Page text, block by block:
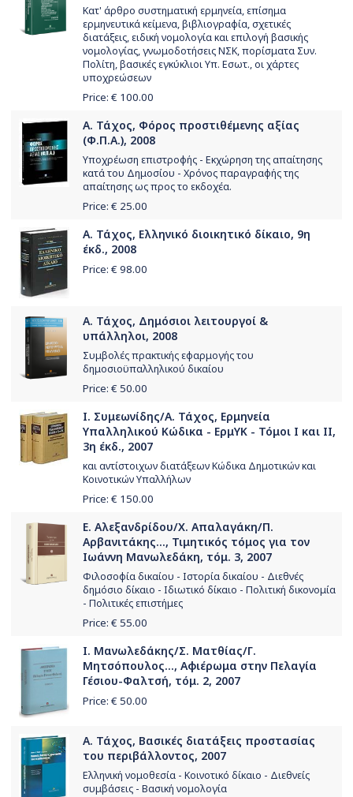
Κατ' άρθρο συστηματική ερμηνεία, επίσημα
ερμηνευτικά κείμενα, βιβλιογραφία, σχετικές
διατάξεις, ειδική νομολογία και επιλογή βασικής
νομολογίας, γνωμοδοτήσεις ΝΣΚ, πορίσματα Συν.
Πολίτη, βασικές εγκύκλιοι Υπ. Εσωτ., οι χάρτες
υποχρεώσεων
Price: € 100.00
Α. Τάχος, Φόρος προστιθέμενης αξίας
(Φ.Π.Α.), 2008
Υποχρέωση επιστροφής - Εκχώρηση της απαίτησης
κατά του Δημοσίου - Χρόνος παραγραφής της
απαίτησης ως προς το εκδοχέα.
Price: € 25.00
Α. Τάχος, Ελληνικό διοικητικό δίκαιο, 9η
έκδ., 2008
Price: € 98.00
Α. Τάχος, Δημόσιοι λειτουργοί &
υπάλληλοι, 2008
Συμβολές πρακτικής εφαρμογής του
δημοσιοϋπαλληλικού δικαίου
Price: € 50.00
Ι. Συμεωνίδης/Α. Τάχος, Ερμηνεία
Υπαλληλικού Κώδικα - ΕρμΥΚ - Τόμοι Ι και ΙΙ,
3η έκδ., 2007
και αντίστοιχων διατάξεων Κώδικα Δημοτικών και
Κοινοτικών Υπαλλήλων
Price: € 150.00
Ε. Αλεξανδρίδου/Χ. Απαλαγάκη/Π.
Αρβανιτάκης..., Τιμητικός τόμος για τον
Ιωάννη Μανωλεδάκη, τόμ. 3, 2007
Φιλοσοφία δικαίου - Ιστορία δικαίου - Διεθνές
δημόσιο δίκαιο - Ιδιωτικό δίκαιο - Πολιτική δικονομία
- Πολιτικές επιστήμες
Price: € 55.00
Ι. Μανωλεδάκης/Σ. Ματθίας/Γ.
Μητσόπουλος..., Αφιέρωμα στην Πελαγία
Γέσιου-Φαλτσή, τόμ. 2, 2007
Price: € 50.00
Α. Τάχος, Βασικές διατάξεις προστασίας
του περιβάλλοντος, 2007
Ελληνική νομοθεσία - Κοινοτικό δίκαιο - Διεθνείς
συμβάσεις - Βασική νομολογία